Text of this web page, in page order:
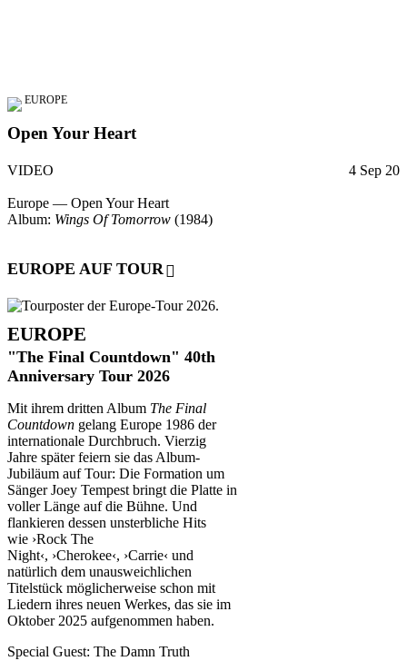
EUROPE
Open Your Heart
VIDEO 4 Sep 20
Europe — Open Your Heart
Album: Wings Of Tomorrow (1984)
EUROPE AUF TOUR
EUROPE
"The Final Countdown" 40th
Anniversary Tour 2026
Mit ihrem dritten Album The Final
Countdown gelang Europe 1986 der
internationale Durchbruch. Vierzig
Jahre später feiern sie das Album-
Jubiläum auf Tour: Die Formation um
Sänger Joey Tempest bringt die Platte in
voller Länge auf die Bühne. Und
flankieren dessen unsterbliche Hits
wie ›Rock The
Night‹, ›Cherokee‹, ›Carrie‹ und
natürlich dem unausweichlichen
Titelstück möglicherweise schon mit
Liedern ihres neuen Werkes, das sie im
Oktober 2025 aufgenommen haben.
Special Guest: The Damn Truth